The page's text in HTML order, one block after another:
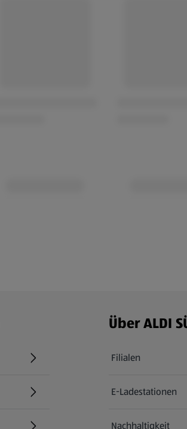
Über ALDI
Filialen
E-Ladestationen
Nachhaltigkeit